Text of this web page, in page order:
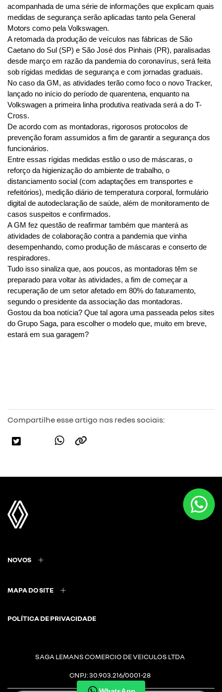
acompanhada de uma série de informações que explicam quais
medidas de segurança serão aplicadas tanto pela General
Motors como pela Volkswagen.
A retomada da produção de veículos nas fábricas de São
Caetano do Sul (SP) e São José dos Pinhais (PR), paralisadas
desde março em razão da pandemia do coronavírus, será feita
sob rígidas medidas de segurança e com jornadas graduais.
No caso da GM, as atividades terão como foco o novo Tracker,
lançado no início do período de quarentena, enquanto na
Volkswagen a primeira linha produtiva reativada será a do T-
Cross.
De acordo com as montadoras, rigorosos protocolos de
prevenção foram assumidos a fim de garantir a segurança dos
funcionários.
Entre essas rígidas medidas estão o uso de máscaras, o
reforço da higienização do ambiente de trabalho, o
distanciamento social (com adaptações em transportes e
refeitórios), medição diário de temperatura corporal, formulário
digital de autodeclaração de saúde, além de monitoramento de
casos suspeitos e confirmados.
A GM fez questão de reafirmar também que manterá as
atividades de colaboração contra a pandemia que vinha
desempenhando, como produção de máscaras e conserto de
respiradores.
Tudo isso sinaliza que, aos poucos, as montadoras têm se
preparado para voltar às atividades, a fim de começar a
recuperação de um setor afetado em 80% do faturamento,
segundo o presidente da associação das montadoras.
Gostou da boa notícia? Que tal agora uma passeada pelos sites
do Grupo Saga, para escolher o modelo que, muito em breve,
estará em sua garagem?
Compartilhe esse artigo nas redes sociais:
NOVOS
MAPA DO SITE
POLÍTICA DE PRIVACIDADE
SAGA LEMANS COMERCIO DE VEICULOS LTDA
CNPJ: 30.903.216/0001-28